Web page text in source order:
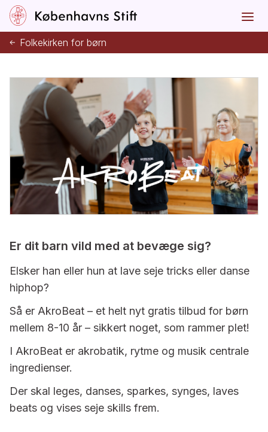
Folkekirken for børn
Er dit barn vild med at bevæge sig?
Elsker han eller hun at lave seje tricks eller danse
hiphop?
Så er AkroBeat – et helt nyt gratis tilbud for børn
mellem 8-10 år – sikkert noget, som rammer plet!
I AkroBeat er akrobatik, rytme og musik centrale
ingredienser.
Der skal leges, danses, sparkes, synges, laves
beats og vises seje skills frem.